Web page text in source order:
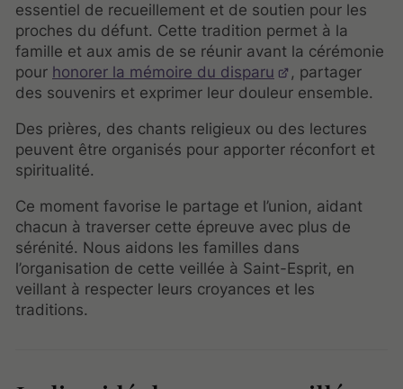
essentiel de recueillement et de soutien pour les
proches du défunt. Cette tradition permet à la
famille et aux amis de se réunir avant la cérémonie
pour honorer la mémoire du disparu
, partager
des souvenirs et exprimer leur douleur ensemble.
Des prières, des chants religieux ou des lectures
peuvent être organisés pour apporter réconfort et
spiritualité.
Ce moment favorise le partage et l’union, aidant
chacun à traverser cette épreuve avec plus de
sérénité. Nous aidons les familles dans
l’organisation de cette veillée à Saint-Esprit, en
veillant à respecter leurs croyances et les
traditions.